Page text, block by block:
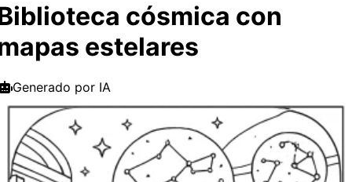
cósmica con
estelares
Generado por IA